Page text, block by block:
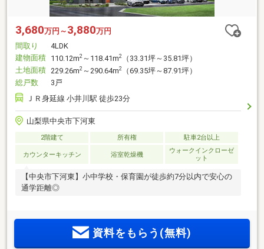
3,680万円～ 3,880万円
間取り
4LDK
建物面積 110.12m2 ～118.41m2
（33.31坪～35.81坪）
土地面積 229.26m2 ～290.64m2
（69.35坪～87.91坪）
総戸数
3戸
ＪＲ身延線 小井川駅 徒歩23分
山梨県中央市下河東
2階建て 所有権 駐車2台以上
カウンターキッチン 浴室乾燥機
ウォークインクローゼ
ット
【中央市下河東】小中学校・保育園が徒歩約7分以内で安心の
通学距離◎
資料をもらう(無料)